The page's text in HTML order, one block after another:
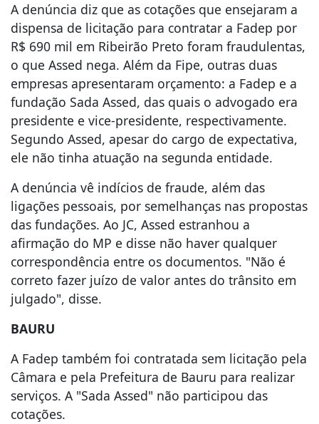
A denúncia diz que as cotações que ensejaram a
dispensa de licitação para contratar a Fadep por
R$ 690 mil em Ribeirão Preto foram fraudulentas,
o que Assed nega. Além da Fipe, outras duas
empresas apresentaram orçamento: a Fadep e a
fundação Sada Assed, das quais o advogado era
presidente e vice-presidente, respectivamente.
Segundo Assed, apesar do cargo de expectativa,
ele não tinha atuação na segunda entidade.
A denúncia vê indícios de fraude, além das
ligações pessoais, por semelhanças nas propostas
das fundações. Ao JC, Assed estranhou a
afirmação do MP e disse não haver qualquer
correspondência entre os documentos. "Não é
correto fazer juízo de valor antes do trânsito em
julgado", disse.
BAURU
A Fadep também foi contratada sem licitação pela
Câmara e pela Prefeitura de Bauru para realizar
serviços. A "Sada Assed" não participou das
cotações.